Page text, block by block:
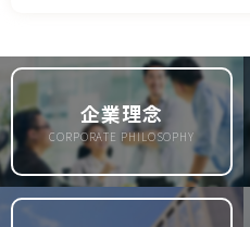
企業理念
CORPORATE PHILOSOPHY